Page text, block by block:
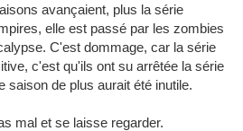
avançaient, plus la série
elle est passé par les zombies
C'est dommage, car la série
c'est qu'ils ont su arrêtée la série
saison de plus aurait été inutile.
mal et se laisse regarder.